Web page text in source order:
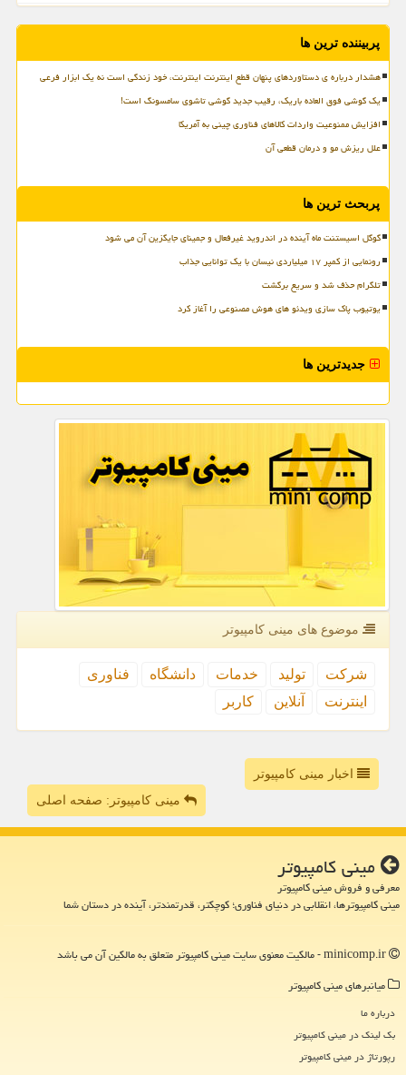
پربیننده ترین ها
هشدار درباره ی دستاوردهای پنهان قطع اینترنت اینترنت، خود زندگی است نه یک ابزار فرعی
یک گوشی فوق العاده باریک، رقیب جدید گوشی تاشوی سامسونگ است!
افزایش ممنوعیت واردات کالاهای فناوری چینی به آمریکا
علل ریزش مو و درمان قطعی آن
پربحث ترین ها
گوگل اسیستنت ماه آینده در اندروید غیرفعال و جمینای جایگزین آن می شود
رونمایی از کمپر ۱۷ میلیاردی نیسان با یک توانایی جذاب
تلگرام حذف شد و سریع برگشت
یوتیوب پاک سازی ویدئو های هوش مصنوعی را آغاز کرد
جدیدترین ها
موضوع های مینی كامپیوتر
شركت تولید خدمات دانشگاه
فناوری
اینترنت
آنلاین كاربر
اخبار مینی کامپیوتر
مینی کامپیوتر: صفحه اصلی
مینی كامپیوتر
معرفی و فروش مینی کامپیوتر
مینی کامپیوترها، انقلابی در دنیای فناوری؛ کوچکتر، قدرتمندتر، آینده در دستان شما
میانبرهای مینی كامپیوتر
درباره ما
بک لینک در مینی كامپیوتر
رپورتاژ در مینی كامپیوتر